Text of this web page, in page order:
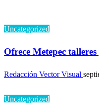
Uncategorized
Ofrece Metepec
Redacción Vector Visual
Uncategorized